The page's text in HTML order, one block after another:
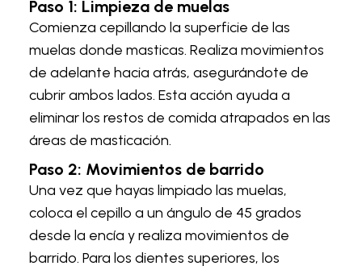
Paso 1: Limpieza de muelas
Comienza cepillando la superficie de las
muelas donde masticas. Realiza movimientos
de adelante hacia atrás, asegurándote de
cubrir ambos lados. Esta acción ayuda a
eliminar los restos de comida atrapados en las
áreas de masticación.
Paso 2: Movimientos de barrido
Una vez que hayas limpiado las muelas,
coloca el cepillo a un ángulo de 45 grados
desde la encía y realiza movimientos de
barrido. Para los dientes superiores, los